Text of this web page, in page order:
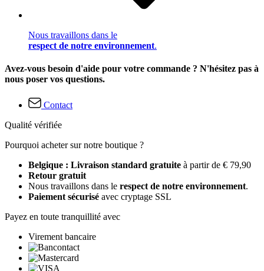
Nous travaillons dans le
respect de notre environnement.
Avez-vous besoin d'aide pour votre commande ? N'hésitez pas à
nous poser vos questions.
Contact
Qualité vérifiée
Pourquoi acheter sur notre boutique ?
Belgique : Livraison standard gratuite à partir de € 79,90
Retour gratuit
Nous travaillons dans le respect de notre environnement.
Paiement sécurisé avec cryptage SSL
Payez en toute tranquillité avec
Virement bancaire